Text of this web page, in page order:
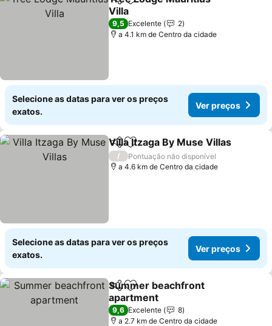
PartilharAdicionar aos favoritos
Villa
9,5 Excelente
2
a 4.1 km de Centro da cidade
Selecione as datas para ver os preços
exatos.
Ver preços
PartilharAdicionar aos favoritos
Villa Itzaga By Muse Villas
/
Pontuação não disponível
a 4.6 km de Centro da cidade
Selecione as datas para ver os preços
exatos.
Ver preços
PartilharAdicionar aos favoritos
Summer beachfront
apartment
9,6 Excelente
8
a 2.7 km de Centro da cidade